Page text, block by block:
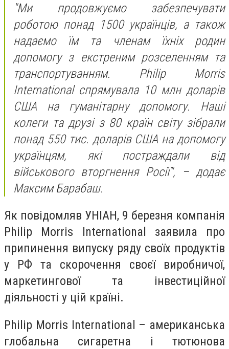
"Ми продовжуємо забезпечувати
роботою понад 1500 українців, а також
надаємо їм та членам їхніх родин
допомогу з екстреним розселенням та
транспортуванням. Philip Morris
International спрямувала 10 млн доларів
США на гуманітарну допомогу. Наші
колеги та друзі з 80 країн світу зібрали
понад 550 тис. доларів США на допомогу
українцям, які постраждали від
військового вторгнення Росії", – додає
Максим Барабаш.
Як повідомляв УНІАН, 9 березня компанія
Philip Morris International заявила про
припинення випуску ряду своїх продуктів
у РФ та скорочення своєї виробничої,
маркетингової та інвестиційної
діяльності у цій країні.
Philip Morris International – американська
глобальна сигаретна і тютюнова